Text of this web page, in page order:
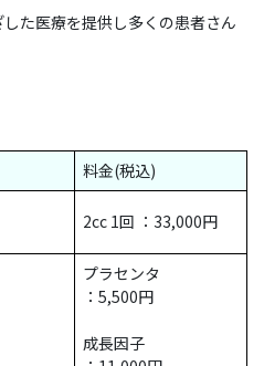
た医療を提供し多くの患者さん
料金(税込)
2cc 1回 ：33,000円
プラセンタ
：5,500円
成長因子